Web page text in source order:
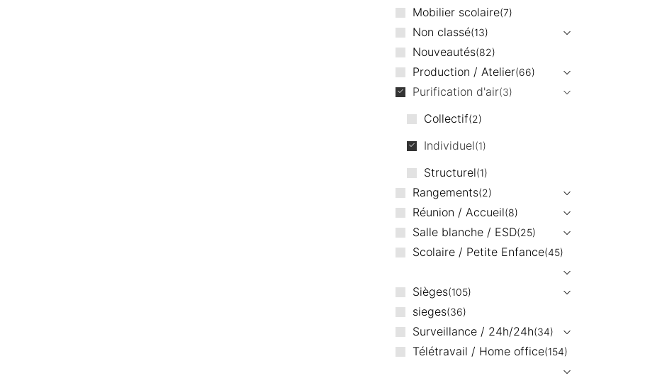
Mobilier scolaire 7
Non classé 13
Nouveautés 82
Production / Atelier 66
Purification d'air 3
Collectif 2
Individuel 1
Structurel 1
Rangements 2
Réunion / Accueil 8
Salle blanche / ESD 25
Scolaire / Petite Enfance 45
Sièges 105
sieges 36
Surveillance / 24h/24h 34
Télétravail / Home office 154